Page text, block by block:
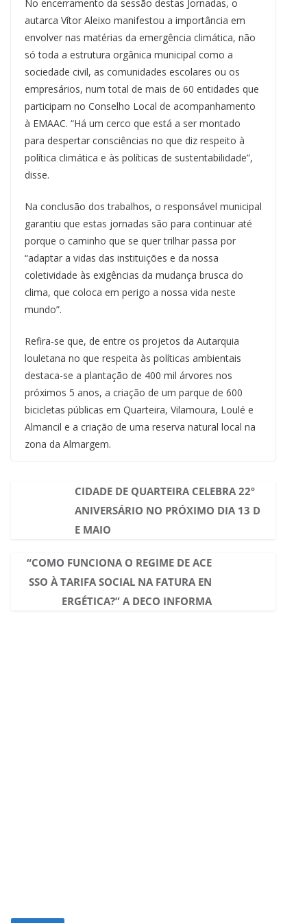
No encerramento da sessão destas Jornadas, o
autarca Vítor Aleixo manifestou a importância em
envolver nas matérias da emergência climática, não
só toda a estrutura orgânica municipal como a
sociedade civil, as comunidades escolares ou os
empresários, num total de mais de 60 entidades que
participam no Conselho Local de acompanhamento
à EMAAC. “Há um cerco que está a ser montado
para despertar consciências no que diz respeito à
política climática e às políticas de sustentabilidade”,
disse.
Na conclusão dos trabalhos, o responsável municipal
garantiu que estas jornadas são para continuar até
porque o caminho que se quer trilhar passa por
“adaptar a vidas das instituições e da nossa
coletividade às exigências da mudança brusca do
clima, que coloca em perigo a nossa vida neste
mundo”.
Refira-se que, de entre os projetos da Autarquia
louletana no que respeita às políticas ambientais
destaca-se a plantação de 400 mil árvores nos
próximos 5 anos, a criação de um parque de 600
bicicletas públicas em Quarteira, Vilamoura, Loulé e
Almancil e a criação de uma reserva natural local na
zona da Almargem.
CIDADE DE QUARTEIRA CELEBRA 22º
ANIVERSÁRIO NO PRÓXIMO DIA 13 D
E MAIO
“COMO FUNCIONA O REGIME DE ACE
SSO À TARIFA SOCIAL NA FATURA EN
ERGÉTICA?” A DECO INFORMA